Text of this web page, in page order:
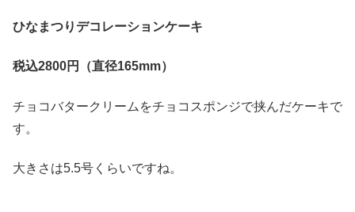
ひなまつりデコレーションケーキ
税込2800円（直径165mm）
チョコバタークリームをチョコスポンジで挟んだケーキで
す。
大きさは5.5号くらいですね。